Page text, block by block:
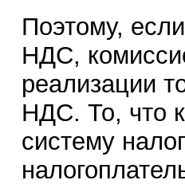
Поэтому,
НДС,
реализации
НДС. То, что
систему